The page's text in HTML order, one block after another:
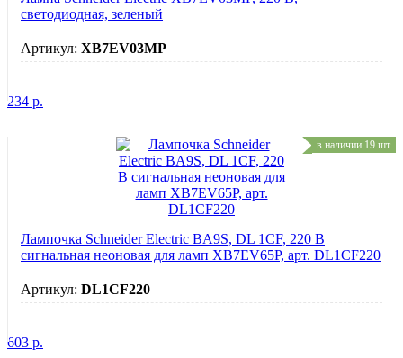
светодиодная, зеленый
Артикул: XB7EV03MP
234 р.
в наличии 19 шт
Лампочка Schneider Electric BA9S, DL 1CF, 220 В
сигнальная неоновая для ламп XB7EV65P, арт. DL1CF220
Артикул: DL1CF220
603 р.